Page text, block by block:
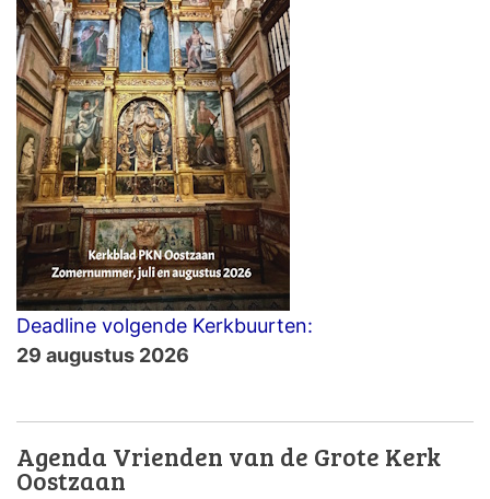
Deadline volgende Kerkbuurten:
29 augustus 2026
Agenda Vrienden van de Grote Kerk
Oostzaan